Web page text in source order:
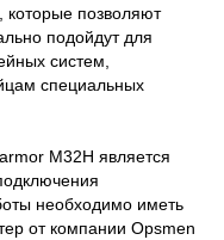
позволяют
подойдут для
систем,
специальных
M32H является
необходимо иметь
от компании Opsmen